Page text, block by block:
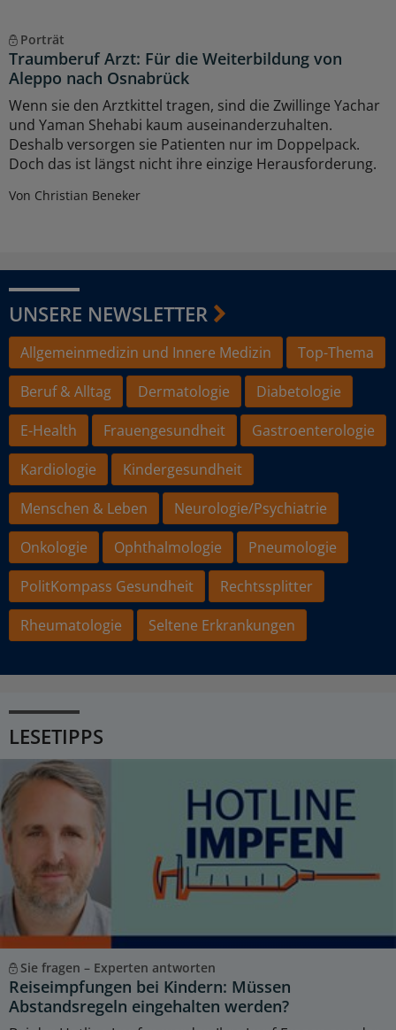
Porträt
Traumberuf Arzt: Für die Weiterbildung von
Aleppo nach Osnabrück
Wenn sie den Arztkittel tragen, sind die Zwillinge Yachar
und Yaman Shehabi kaum auseinanderzuhalten.
Deshalb versorgen sie Patienten nur im Doppelpack.
Doch das ist längst nicht ihre einzige Herausforderung.
Von Christian Beneker
UNSERE NEWSLETTER
Allgemeinmedizin und Innere Medizin
Top-Thema
Beruf & Alltag
Dermatologie
Diabetologie
E-Health
Frauengesundheit
Gastroenterologie
Kardiologie
Kindergesundheit
Menschen & Leben
Neurologie/Psychiatrie
Onkologie
Ophthalmologie
Pneumologie
PolitKompass Gesundheit
Rechtssplitter
Rheumatologie
Seltene Erkrankungen
LESETIPPS
Sie fragen – Experten antworten
Reiseimpfungen bei Kindern: Müssen
Abstandsregeln eingehalten werden?